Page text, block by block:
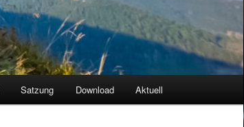
Satzung Download Aktuell